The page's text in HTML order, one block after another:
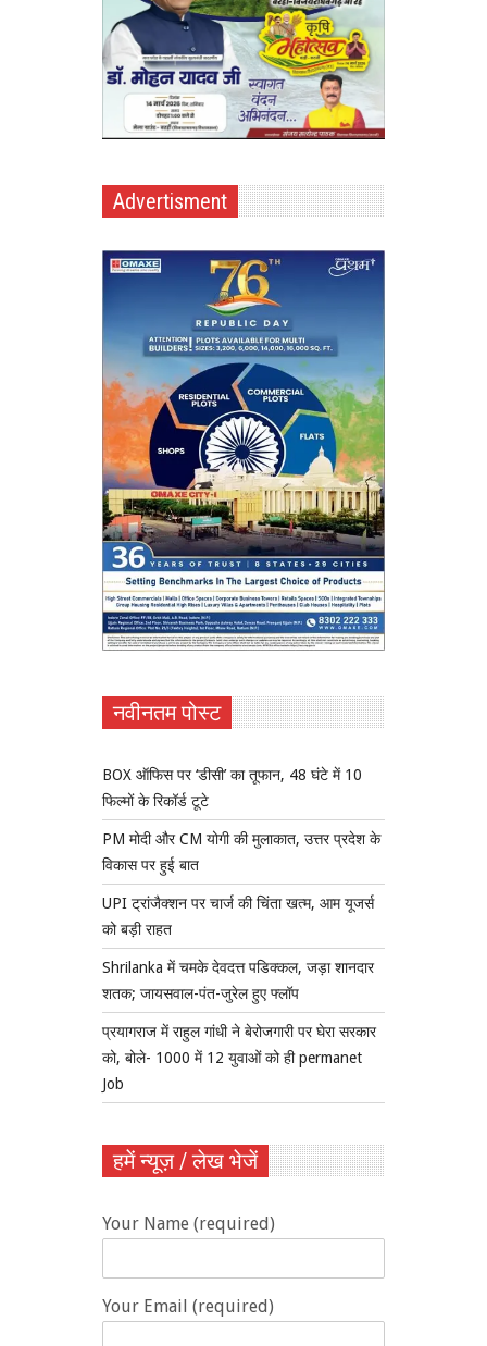
Advertisment
नवीनतम पोस्ट
BOX ऑफिस पर ‘डीसी’ का तूफान, 48 घंटे में 10
फिल्मों के रिकॉर्ड टूटे
PM मोदी और CM योगी की मुलाकात, उत्तर प्रदेश के
विकास पर हुई बात
UPI ट्रांजैक्शन पर चार्ज की चिंता खत्म, आम यूजर्स
को बड़ी राहत
Shrilanka में चमके देवदत्त पडिक्कल, जड़ा शानदार
शतक; जायसवाल-पंत-जुरेल हुए फ्लॉप
प्रयागराज में राहुल गांधी ने बेरोजगारी पर घेरा सरकार
को, बोले- 1000 में 12 युवाओं को ही permanet
Job
हमें न्यूज़ / लेख भेजें
Your Name (required)
Your Email (required)